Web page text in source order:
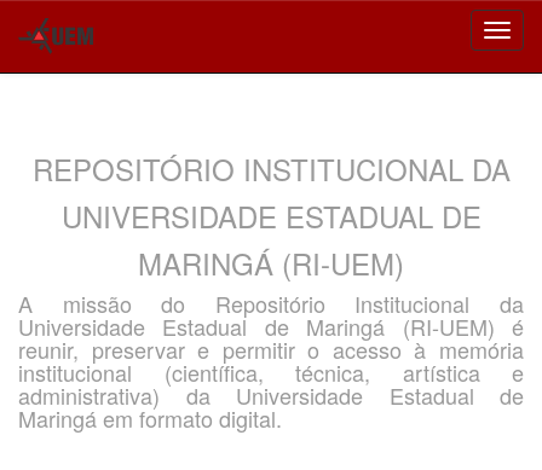
REPOSITÓRIO INSTITUCIONAL DA
UNIVERSIDADE ESTADUAL DE
MARINGÁ (RI-UEM)
A missão do Repositório Institucional da
Universidade Estadual de Maringá (RI-UEM) é
reunir, preservar e permitir o acesso à memória
institucional (científica, técnica, artística e
administrativa) da Universidade Estadual de
Maringá em formato digital.